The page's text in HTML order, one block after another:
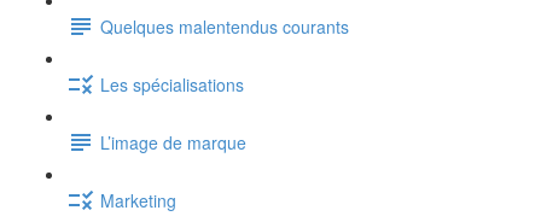
Quelques malentendus courants
Les spécialisations
L’image de marque
Marketing